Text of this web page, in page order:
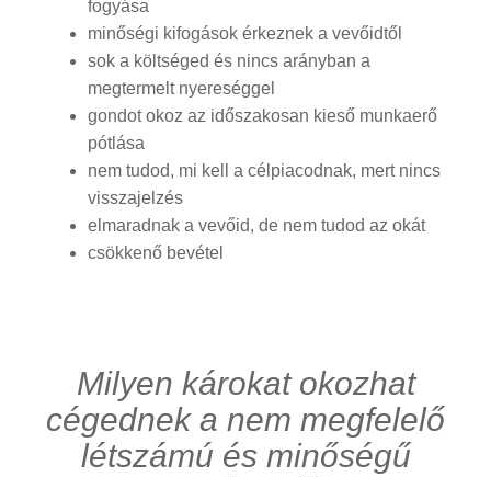
fogyása
minőségi kifogások érkeznek a vevőidtől
sok a költséged és nincs arányban a
megtermelt nyereséggel
gondot okoz az időszakosan kieső munkaerő
pótlása
nem tudod, mi kell a célpiacodnak, mert nincs
visszajelzés
elmaradnak a vevőid, de nem tudod az okát
csökkenő bevétel
Milyen károkat okozhat
cégednek a nem megfelelő
létszámú és minőségű